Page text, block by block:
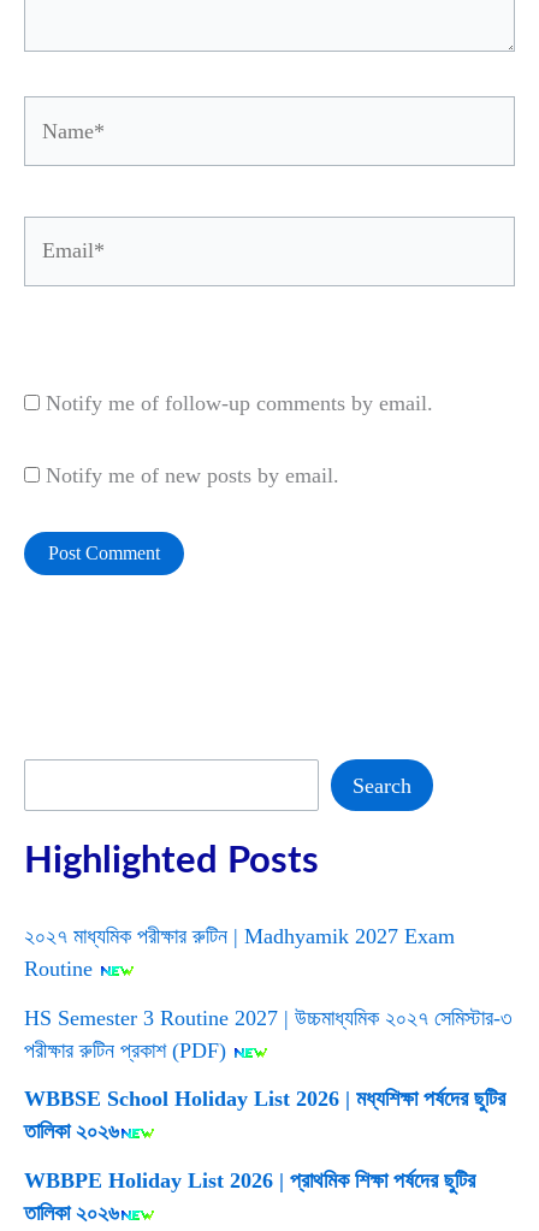
Notify me of follow-up comments by email.
Notify me of new posts by email.
Search
Highlighted Posts
২০২৭ মাধ্যমিক পরীক্ষার রুটিন | Madhyamik 2027 Exam
Routine
HS Semester 3 Routine 2027 | উচ্চমাধ্যমিক ২০২৭ সেমিস্টার-৩
পরীক্ষার রুটিন প্রকাশ (PDF)
WBBSE School Holiday List 2026 | মধ্যশিক্ষা পর্ষদের ছুটির
তালিকা ২০২৬
WBBPE Holiday List 2026 | প্রাথমিক শিক্ষা পর্ষদের ছুটির
তালিকা ২০২৬